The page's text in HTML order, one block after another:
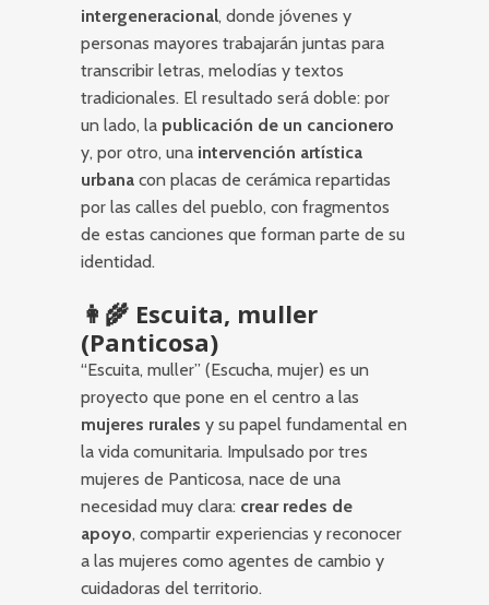
intergeneracional, donde jóvenes y
personas mayores trabajarán juntas para
transcribir letras, melodías y textos
tradicionales. El resultado será doble: por
un lado, la publicación de un cancionero
y, por otro, una intervención artística
urbana con placas de cerámica repartidas
por las calles del pueblo, con fragmentos
de estas canciones que forman parte de su
identidad.
👩‍🌾 Escuita, muller
(Panticosa)
“Escuita, muller” (Escucha, mujer) es un
proyecto que pone en el centro a las
mujeres rurales y su papel fundamental en
la vida comunitaria. Impulsado por tres
mujeres de Panticosa, nace de una
necesidad muy clara: crear redes de
apoyo, compartir experiencias y reconocer
a las mujeres como agentes de cambio y
cuidadoras del territorio.